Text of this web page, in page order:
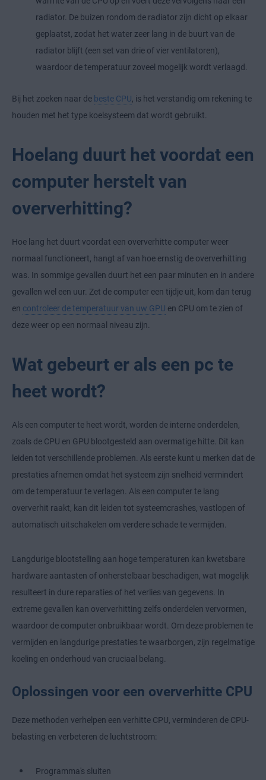
radiator. De buizen rondom de radiator zijn dicht op elkaar
geplaatst, zodat het water zeer lang in de buurt van de
radiator blijft (een set van drie of vier ventilatoren),
waardoor de temperatuur zoveel mogelijk wordt verlaagd.
Bij het zoeken naar de beste CPU, is het verstandig om rekening te
houden met het type koelsysteem dat wordt gebruikt.
Hoelang duurt het voordat een
computer herstelt van
oververhitting?
Hoe lang het duurt voordat een oververhitte computer weer
normaal functioneert, hangt af van hoe ernstig de oververhitting
was. In sommige gevallen duurt het een paar minuten en in andere
gevallen wel een uur. Zet de computer een tijdje uit, kom dan terug
en controleer de temperatuur van uw GPU en CPU om te zien of
deze weer op een normaal niveau zijn.
Wat gebeurt er als een pc te
heet wordt?
Als een computer te heet wordt, worden de interne onderdelen,
zoals de CPU en GPU blootgesteld aan overmatige hitte. Dit kan
leiden tot verschillende problemen. Als eerste kunt u merken dat de
prestaties afnemen omdat het systeem zijn snelheid vermindert
om de temperatuur te verlagen. Als een computer te lang
oververhit raakt, kan dit leiden tot systeemcrashes, vastlopen of
automatisch uitschakelen om verdere schade te vermijden.
Langdurige blootstelling aan hoge temperaturen kan kwetsbare
hardware aantasten of onherstelbaar beschadigen, wat mogelijk
resulteert in dure reparaties of het verlies van gegevens. In
extreme gevallen kan oververhitting zelfs onderdelen vervormen,
waardoor de computer onbruikbaar wordt. Om deze problemen te
vermijden en langdurige prestaties te waarborgen, zijn regelmatige
koeling en onderhoud van cruciaal belang.
Oplossingen voor een oververhitte CPU
Deze methoden verhelpen een verhitte CPU, verminderen de CPU-
belasting en verbeteren de luchtstroom:
Programma's sluiten